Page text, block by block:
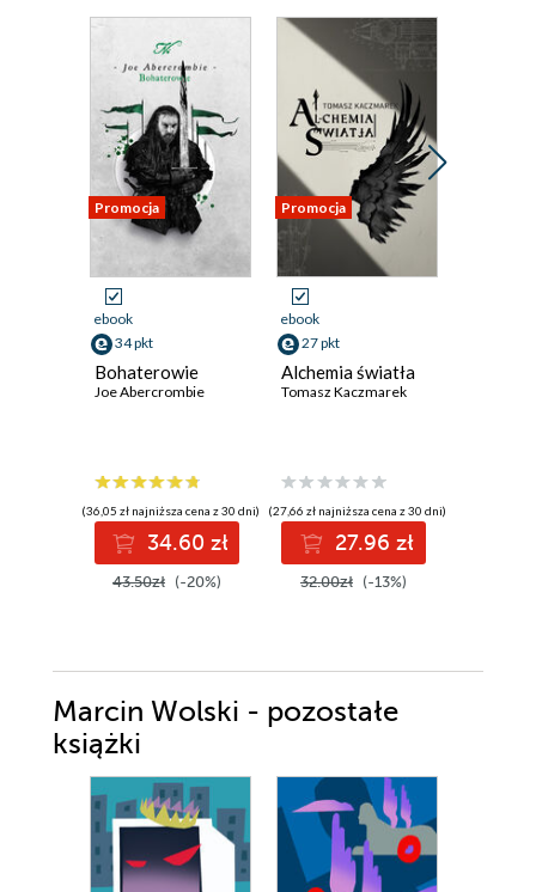
Promocja
ebook
34 pkt
Bohaterowie
Joe Abercrombie
(36,05 zł najniższa cena z 30 dni)
34.60 zł
43.50zł (-20%)
Promocja
ebook
27 pkt
Alchemia światła
Tomasz Kaczmarek
(27,66 zł najniższa cena z 30 dni)
27.96 zł
32.00zł (-13%)
Marcin Wolski - pozostałe
książki